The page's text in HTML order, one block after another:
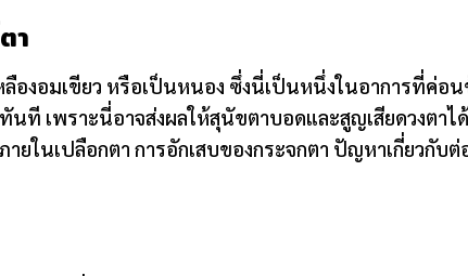
า
ลืองอมเขียว หรือเป็นหนอง ซึ่งนี่เป็นหนึ่งในอาการที่ค่อ
เพราะนี่อาจส่งผลให้สุนัขตาบอดและสูญเสียดวงตาไ
ายในเปลือกตา การอักเสบของกระจกตา ปัญหาเกี่ยวกับ